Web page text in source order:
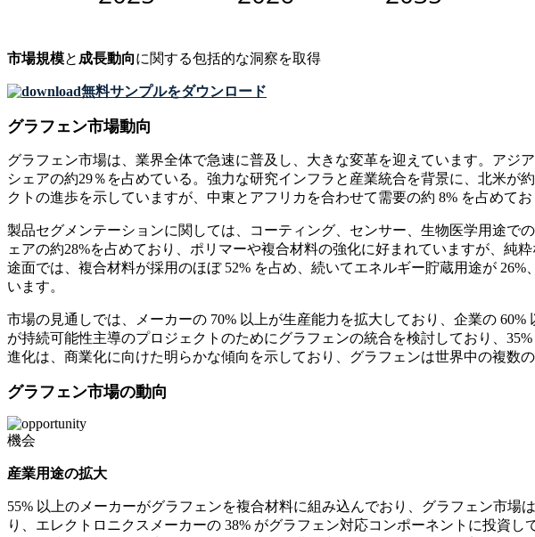
市場規模と 成長動向に関する包括的な洞察を取得
無料サンプルをダウンロード
グラフェン市場動向
グラフェン市場は、業界全体で急速に普及し、大きな変革を迎えています。ア
シェアの約29％を占めている。強力な研究インフラと産業統合を背景に、北米が
クトの進歩を示していますが、中東とアフリカを合わせて需要の約 8% を占めて
製品セグメンテーションに関しては、コーティング、センサー、生物医学用途で
ェアの約28%を占めており、ポリマーや複合材料の強化に好まれていますが、純
途面では、複合材料が採用のほぼ 52% を占め、続いてエネルギー貯蔵用途が
います。
市場の見通しでは、メーカーの 70% 以上が生産能力を拡大しており、企業の
が持続可能性主導のプロジェクトのためにグラフェンの統合を検討しており、
進化は、商業化に向けた明らかな傾向を示しており、グラフェンは世界中の複数
グラフェン市場の動向
機会
産業用途の拡大
55% 以上のメーカーがグラフェンを複合材料に組み込んでおり、グラフェン市
り、エレクトロニクスメーカーの 38% がグラフェン対応コンポーネントに投資